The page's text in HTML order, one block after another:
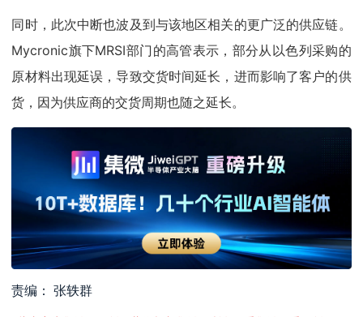
同时， 此次中断也波及到与该地区相关的更广泛的供应链。
Mycronic旗下MRSI部门的高管表示，部分从以色列采购的
原材料出现延误，导致交货时间延长，进而影响了客户的供
货，因为供应商的交货周期也随之延长。
责编： 张轶群